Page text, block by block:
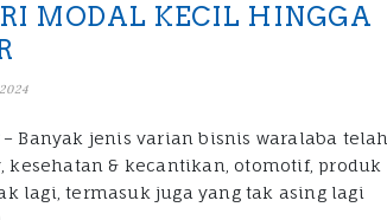
MODAL KECIL HINGGA
Banyak jenis varian bisnis waralaba telah
kesehatan & kecantikan, otomotif, produk
lagi, termasuk juga yang tak asing lagi